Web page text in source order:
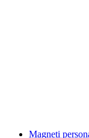
Magneti